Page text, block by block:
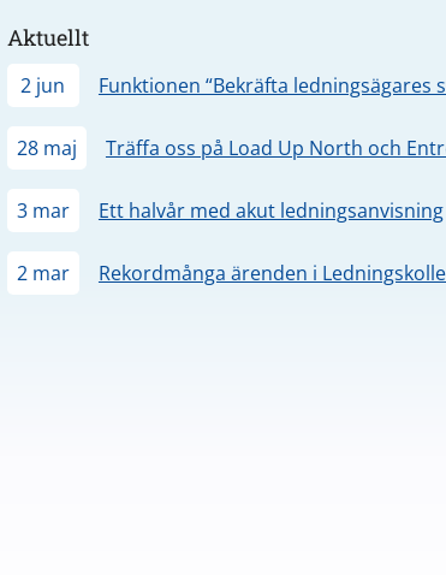
Aktuellt
2 jun Funktionen “Bekräfta ledningsägares
28 maj Träffa oss på Load Up North och
3 mar Ett halvår med akut ledningsanvisning
2 mar
Rekordmånga ärenden i